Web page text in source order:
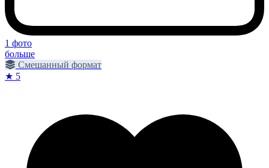
1 фото
больше
Смешанный формат
★ 5